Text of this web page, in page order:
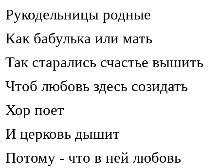
Рукодельницы родные
Как бабулька или мать
Так старались счастье вышить
Чтоб любовь здесь созидать
Хор поет
И церковь дышит
Потому - что в ней любовь